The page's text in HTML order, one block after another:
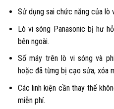
Sử dụng sai chức năng của lò
Lò vi sóng Panasonic bị hư
bên ngoài.
Số máy trên lò vi sóng và
hoặc đã từng bị cạo sửa, xóa
Các linh kiện cần thay thế
miễn phí.